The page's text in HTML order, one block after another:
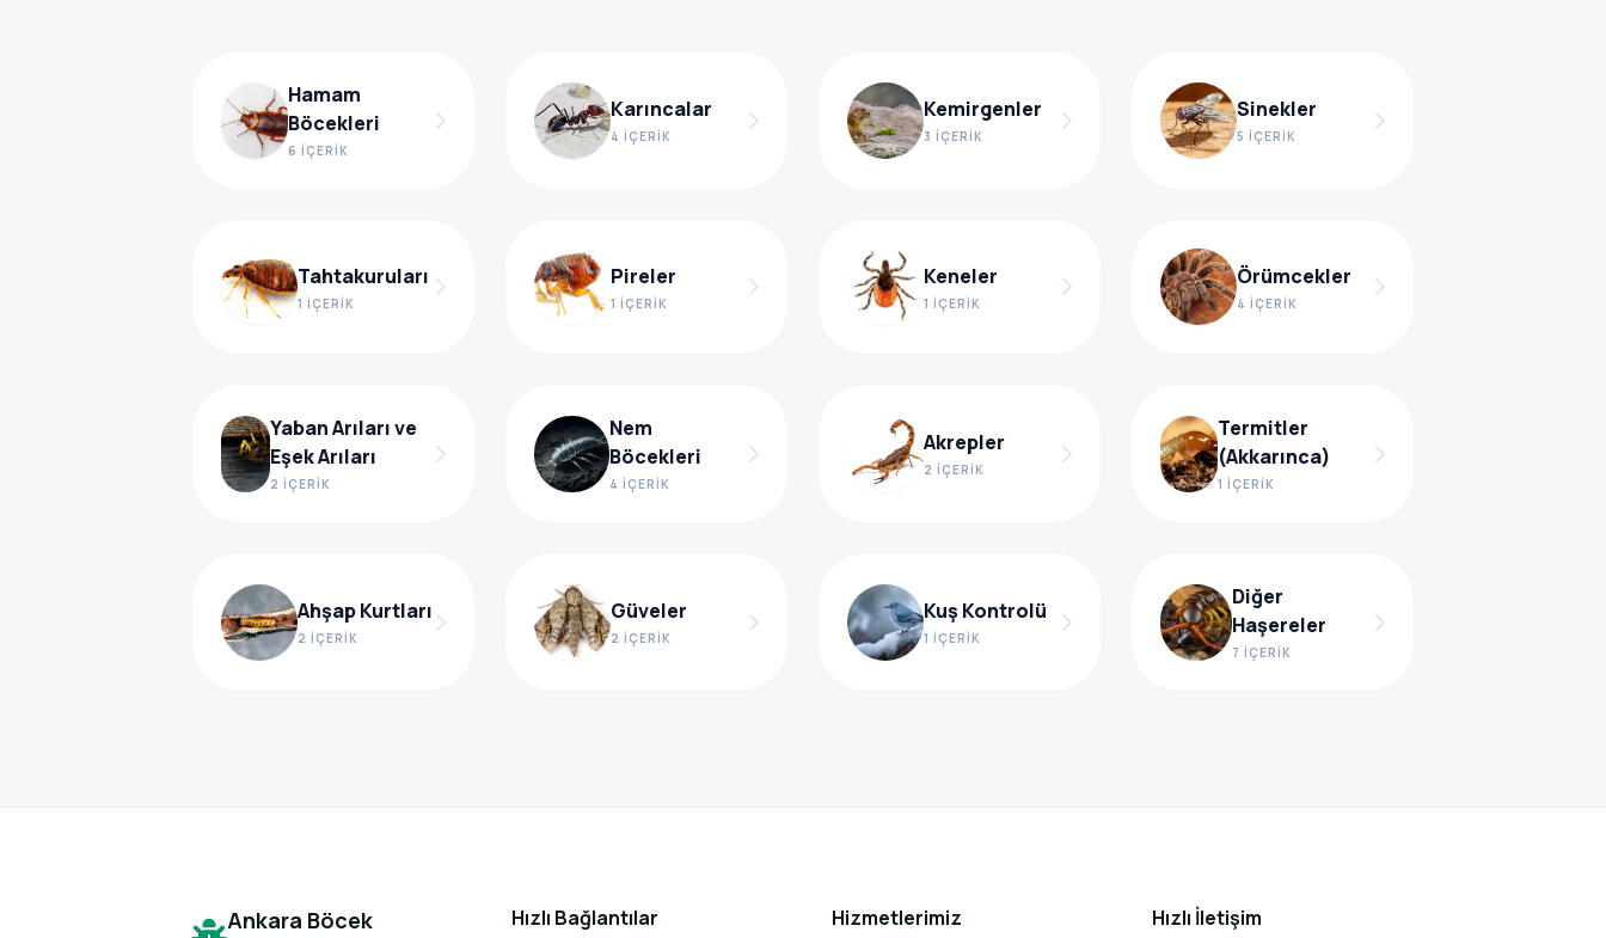
Hamam
Böcekleri
6 İÇERIK
Karıncalar
4 İÇERIK
Kemirgenler
3 İÇERIK
Sinekler
5 İÇERIK
Tahtakuruları
1 İÇERIK
Pireler
1 İÇERIK
Keneler
1 İÇERIK
Örümcekler
4 İÇERIK
Yaban Arıları ve
Eşek Arıları
2 İÇERIK
Nem
Böcekleri
4 İÇERIK
Akrepler
2 İÇERIK
Termitler
(Akkarınca)
1 İÇERIK
Ahşap Kurtları
2 İÇERIK
Güveler
2 İÇERIK
Kuş Kontrolü
1 İÇERIK
Diğer
Haşereler
7 İÇERIK
Ankara Böcek Hızlı Bağlantılar Hizmetlerimiz Hızlı İletişim